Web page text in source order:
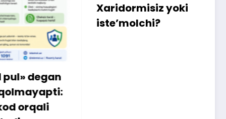
Xaridormisiz yoki
iste’molchi?